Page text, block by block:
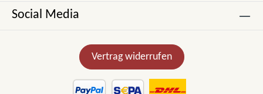
Social Media
Vertrag widerrufen